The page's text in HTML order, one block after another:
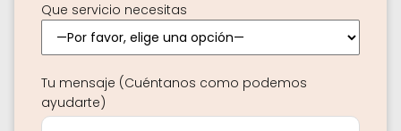
Que servicio necesitas
Tu mensaje (Cuéntanos como podemos
ayudarte)